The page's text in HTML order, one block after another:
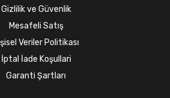
Gizlilik ve Güvenlik
Mesafeli Satış
Veriler Politikası
İptal İade Koşullari
Garanti Şartları